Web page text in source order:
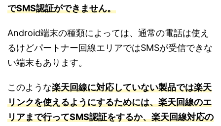
でSMS認証ができません。
Android端末の種類によっては、通常の電話は使え
るけどパートナー回線エリアではSMSが受信できな
い端末もあります。
このような楽天回線に対応していない製品では楽天
リンクを使えるようにするためには、楽天回線のエ
リアまで行ってSMS認証をするか、楽天回線対応の